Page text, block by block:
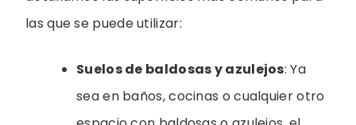
las que se puede utilizar:
Suelos de baldosas y azulejos: Ya
sea en baños, cocinas o cualquier otro